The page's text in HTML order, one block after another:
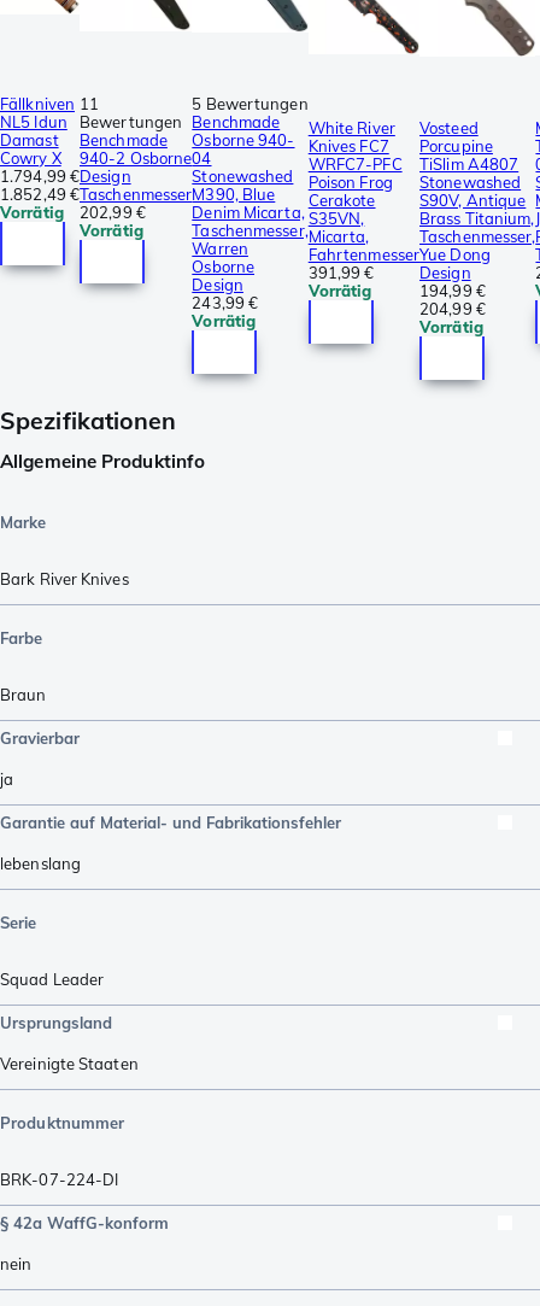
Fällkniven
NL5 Idun
Damast
Cowry X
1.794,99 €
1.852,49 €
Vorrätig
11
Bewertungen
Benchmade
940-2 Osborne
Design
Taschenmesser
202,99 €
Vorrätig
5 Bewertungen
Benchmade
Osborne 940-
04
Stonewashed
M390, Blue
Denim Micarta,
Taschenmesser,
Warren
Osborne
Design
243,99 €
Vorrätig
White River
Knives FC7
WRFC7-PFC
Poison Frog
Cerakote
S35VN,
Micarta,
Fahrtenmesser
391,99 €
Vorrätig
Vosteed
Porcupine
TiSlim A4807
Stonewashed
S90V, Antique
Brass Titanium,
Taschenmesser,
Yue Dong
Design
194,99 €
204,99 €
Vorrätig
Spezifikationen
Allgemeine Produktinfo
Marke
Bark River Knives
Farbe
Braun
Gravierbar
ja
Garantie auf Material- und Fabrikationsfehler
lebenslang
Serie
Squad Leader
Ursprungsland
Vereinigte Staaten
Produktnummer
BRK-07-224-DI
§ 42a WaffG-konform
nein